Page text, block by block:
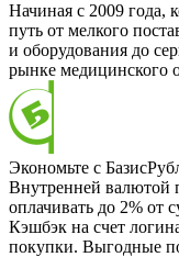
Начиная с 2009 года,
путь от мелкого
и оборудования до
рынке медицинского
Экономьте с
Внутренней валютой
оплачивать до 2% от
Кэшбэк на счет
покупки. Выгодные